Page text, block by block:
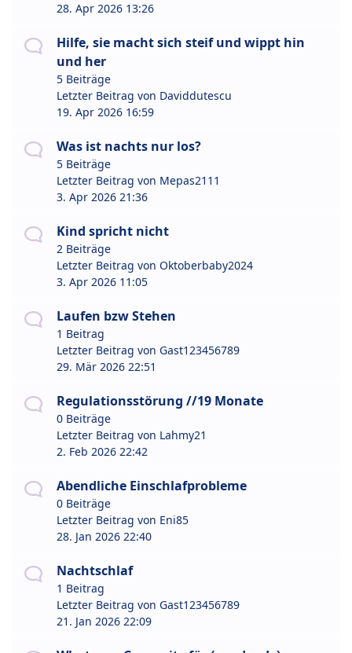
28. Apr 2026 13:26
Hilfe, sie macht sich steif und wippt hin
und her
5 Beiträge
Letzter Beitrag von Daviddutescu
19. Apr 2026 16:59
Was ist nachts nur los?
5 Beiträge
Letzter Beitrag von Mepas2111
3. Apr 2026 21:36
Kind spricht nicht
2 Beiträge
Letzter Beitrag von Oktoberbaby2024
3. Apr 2026 11:05
Laufen bzw Stehen
1 Beitrag
Letzter Beitrag von Gast123456789
29. Mär 2026 22:51
Regulationsstörung //19 Monate
0 Beiträge
Letzter Beitrag von Lahmy21
2. Feb 2026 22:42
Abendliche Einschlafprobleme
0 Beiträge
Letzter Beitrag von Eni85
28. Jan 2026 22:40
Nachtschlaf
1 Beitrag
Letzter Beitrag von Gast123456789
21. Jan 2026 22:09